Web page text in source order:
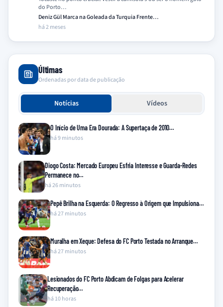
do Porto…
Deniz Gül Marca na Goleada da Turquia Frente…
há 2 meses
Últimas
Ordenadas por data de publicação
Notícias Vídeos
O Início de Uma Era Dourada: A Supertaça de 2010…
há 9 minutos
Diogo Costa: Mercado Europeu Esfria Interesse e Guarda-Redes
Permanece no…
há 26 minutos
Pepê Brilha na Esquerda: O Regresso à Origem que Impulsiona…
há 27 minutos
Muralha em Xeque: Defesa do FC Porto Testada no Arranque…
há 27 minutos
Lesionados do FC Porto Abdicam de Folgas para Acelerar
Recuperação…
há 10 horas